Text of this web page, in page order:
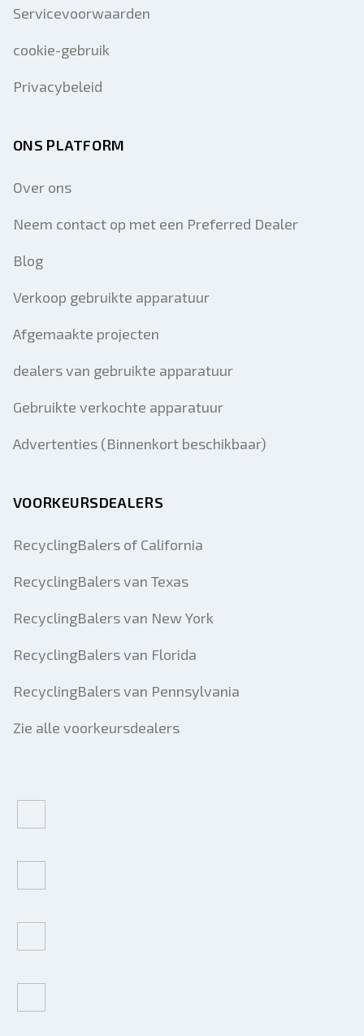
Servicevoorwaarden
cookie-gebruik
Privacybeleid
ONS PLATFORM
Over ons
Neem contact op met een Preferred Dealer
Blog
Verkoop gebruikte apparatuur
Afgemaakte projecten
dealers van gebruikte apparatuur
Gebruikte verkochte apparatuur
Advertenties (Binnenkort beschikbaar)
VOORKEURSDEALERS
RecyclingBalers of California
RecyclingBalers van Texas
RecyclingBalers van New York
RecyclingBalers van Florida
RecyclingBalers van Pennsylvania
Zie alle voorkeursdealers